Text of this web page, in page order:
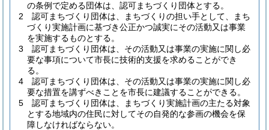
の条例で定める団体は、認可まちづくり団体とする。
2
認可まちづくり団体は、まちづくりの担い手として、まち
づくり実施計画に基づき公正かつ誠実にその活動又は事業
を実施するものとする。
3
認可まちづくり団体は、その活動又は事業の実施に関し必
要な事項について市長に技術的支援を求めることができ
る。
4
認可まちづくり団体は、その活動又は事業の実施に関し必
要な措置を講ずべきことを市長に建議することができる。
5
認可まちづくり団体は、まちづくり実施計画の主たる対象
とする地域内の住民に対してその自発的な参画の機会を保
障しなければならない。